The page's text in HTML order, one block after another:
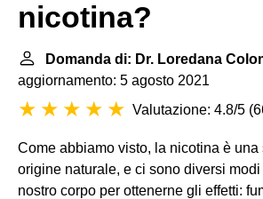
nicotina?
Domanda di: Dr. Loredana
aggiornamento: 5 agosto 2021
Valutazione: 4.8/5 (
Come abbiamo visto, la nicotina è una
origine naturale, e ci sono diversi
nostro corpo per ottenerne gli effetti: